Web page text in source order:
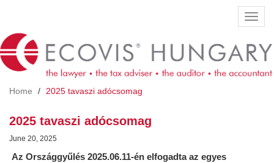
content
Home 2025 tavaszi adócsomag
2025 tavaszi adócsomag
June 20, 2025
Az Országgyűlés 2025.06.11-én elfogadta az egyes